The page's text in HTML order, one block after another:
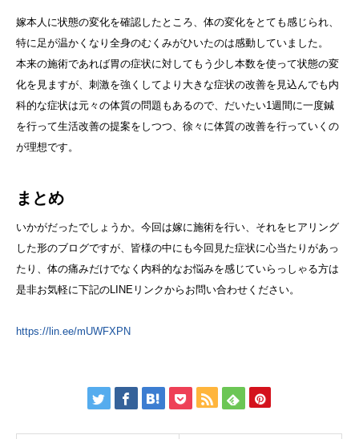
嫁本人に状態の変化を確認したところ、体の変化をとても感じられ、
特に足が温かくなり全身のむくみがひいたのは感動していました。
本来の施術であれば胃の症状に対してもう少し本数を使って状態の変
化を見ますが、刺激を強くしてより大きな症状の改善を見込んでも内
科的な症状は元々の体質の問題もあるので、だいたい1週間に一度鍼
を行って生活改善の提案をしつつ、徐々に体質の改善を行っていくの
が理想です。
まとめ
いかがだったでしょうか。今回は嫁に施術を行い、それをヒアリング
した形のブログですが、皆様の中にも今回見た症状に心当たりがあっ
たり、体の痛みだけでなく内科的なお悩みを感じていらっしゃる方は
是非お気軽に下記のLINEリンクからお問い合わせください。
https://lin.ee/mUWFXPN